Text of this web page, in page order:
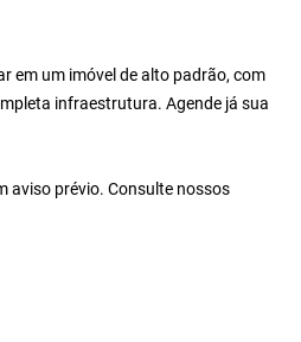
em um imóvel de alto padrão, com
infraestrutura. Agende já sua
aviso prévio. Consulte nossos